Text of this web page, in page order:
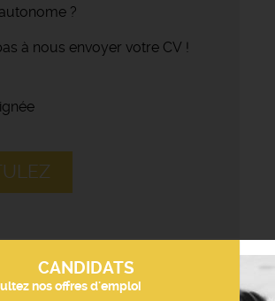
?
à nous envoyer votre CV !
CANDIDATS
nos offres d'emploi